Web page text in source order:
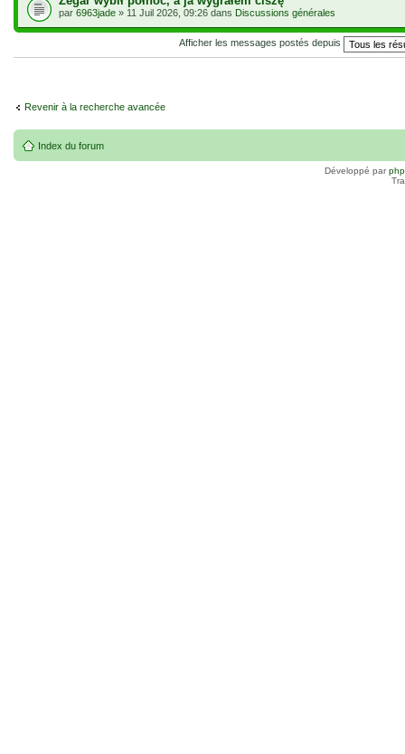
par 6963jade » 11 Juil 2026, 09:26 dans Discussions générales
Afficher les messages postés depuis
Revenir à la recherche avancée
Index du forum
Développé par